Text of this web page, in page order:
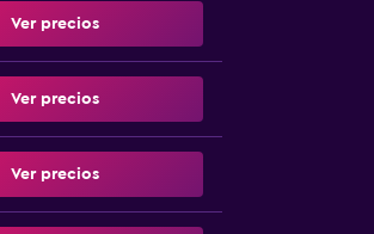
Ver precios
Ver precios
Ver precios